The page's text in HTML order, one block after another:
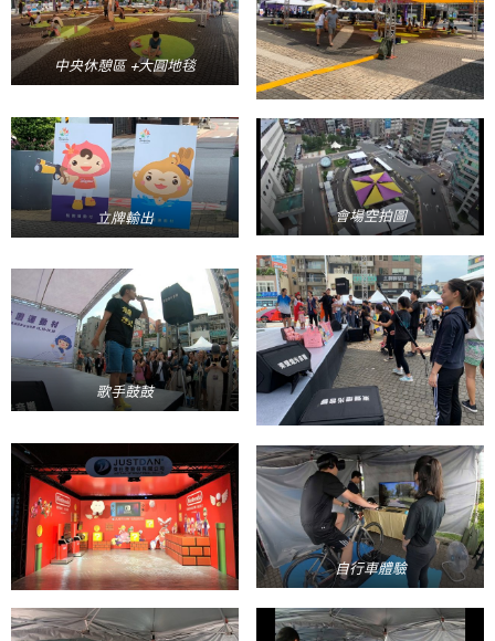
中央休憩區 +大圓地毯
立牌輸出 會場空拍圖
歌手鼓鼓
自行車體驗